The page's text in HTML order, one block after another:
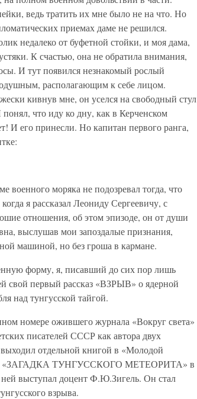
ведь тратить их мне было не на что. Но
приемах даме не решился.
недалеко от буфетной стойки, и моя дама,
К счастью, она не обратила внимания,
И тут появился незнакомый рослый
располагающим к себе лицом.
кивнув мне, он уселся на свободный стул
что иду ко дну, как в Керченском
И его принесли. Но капитан первого ранга,
моряка не подозревал тогда, что
я рассказал Леониду Сергеевичу, с
отношения, об этом эпизоде, он от души
выслушав мои запоздалые признания,
машиной, но без гроша в кармане.
форму, я, писавший до сих пор лишь
свой первый рассказ «ВЗРЫВ» о ядерной
над тунгусской тайгой.
номере ожившего журнала «Вокруг света»
писателей СССР как автора двух
отдельной книгой в «Молодой
«ЗАГАДКА ТУНГУССКОГО МЕТЕОРИТА» в
ней выступал доцент Ф.Ю.Зигель. Он стал
взрыва.